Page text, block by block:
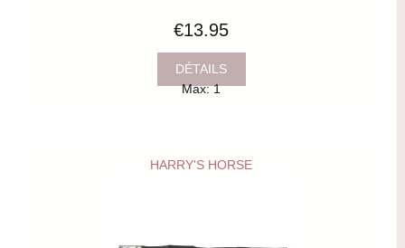
€13.95
DÉTAILS
Max: 1
HARRY'S HORSE